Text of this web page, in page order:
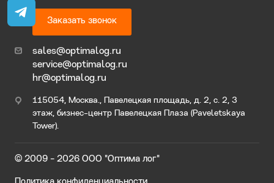
Заказать звонок
sales@optimalog.ru
service@optimalog.ru
hr@optimalog.ru
115054, Москва., Павелецкая площадь, д. 2, с. 2, 3
этаж, бизнес-центр Павелецкая Плаза (Paveletskaya
Tower).
© 2009 - 2026 ООО "Оптима лог"